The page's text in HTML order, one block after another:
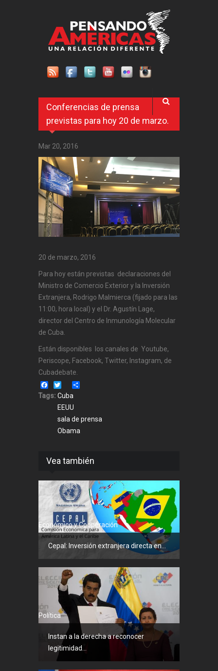
Conferencias de prensa
previstas para hoy 20 de marzo.
Mar 20, 2016
20 de marzo, 2016
Para hoy están previstas declaraciones del
Ministro de Comercio Exterior y la Inversión
Extranjera, Rodrigo Malmierca (fijado para las
11:00, hora local) y el Dr. Agustín Lage,
director del Centro de Inmunología Molecular
de Cuba.
Están disponibles los canales de Youtube,
Periscope, Facebook, Twitter, Instagram, de
Cubadebate.
Facebook
Twitter
Tags: Cuba
EEUU
sala de prensa
Obama
Vea también
Económico y Cooperación
Cepal: Inversión extranjera directa en...
Política
Instan a la derecha a reconocer
legitimidad...